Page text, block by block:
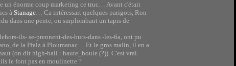
un énorme coup marketing ce truc… Avant c'était
à Stanage… Ca intéressait quelques parigots, Ron
dans une pente, ou surplombant un tapis de
ils- se-prennent-des-buts-dans -les-6a, ont pu
de la Pfalz à Ploumanac… Et le gros malin, il en a
(on dit high-ball : haute_boule (?)). C'est vrai.
le font pas en moulinette ?